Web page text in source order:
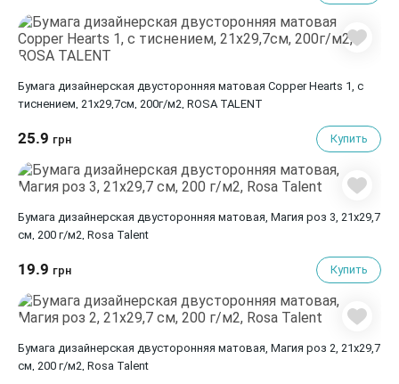
Бумага дизайнерская двусторонняя матовая Copper Hearts 1, с
тиснением, 21х29,7см, 200г/м2, ROSA TALENT
25.9 грн Купить
Бумага дизайнерская двусторонняя матовая, Магия роз 3, 21х29,7
см, 200 г/м2, Rosa Talent
19.9 грн Купить
Бумага дизайнерская двусторонняя матовая, Магия роз 2, 21х29,7
см, 200 г/м2, Rosa Talent